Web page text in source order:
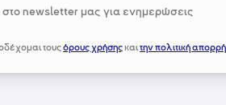
στο newsletter μας για ενημερώσεις
τουςόρους χρήσηςκαιτην πολιτική